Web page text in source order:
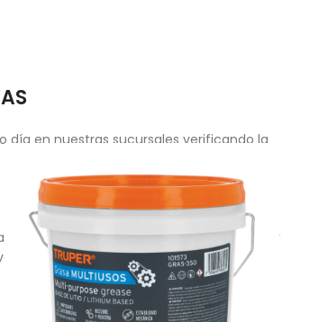
en nuestras sucursales verificando la
antes de las 2 PM. Recibe en tu lugar
de las mejores y más seguras